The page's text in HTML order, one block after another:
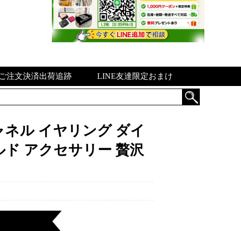
ご注文決済出荷追跡 LINE友達限定おまけ
ル イヤリング ダイ
アクセサリー 贅沢